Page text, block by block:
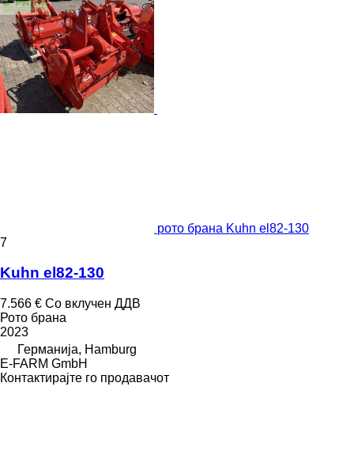
рото брана Kuhn el82-130
7
Kuhn el82-130
7.566 € Со вклучен ДДВ
Рото брана
2023
Германија, Hamburg
E-FARM GmbH
Контактирајте го продавачот